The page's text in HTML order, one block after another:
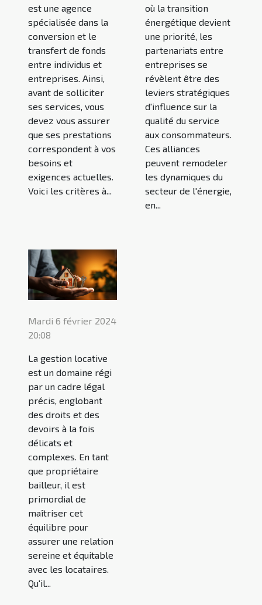
est une agence
spécialisée dans la
conversion et le
transfert de fonds
entre individus et
entreprises. Ainsi,
avant de solliciter
ses services, vous
devez vous assurer
que ses prestations
correspondent à vos
besoins et
exigences actuelles.
Voici les critères à...
où la transition
énergétique devient
une priorité, les
partenariats entre
entreprises se
révèlent être des
leviers stratégiques
d'influence sur la
qualité du service
aux consommateurs.
Ces alliances
peuvent remodeler
les dynamiques du
secteur de l'énergie,
en...
Mardi 6 février 2024
20:08
La gestion locative
est un domaine régi
par un cadre légal
précis, englobant
des droits et des
devoirs à la fois
délicats et
complexes. En tant
que propriétaire
bailleur, il est
primordial de
maîtriser cet
équilibre pour
assurer une relation
sereine et équitable
avec les locataires.
Qu'il...